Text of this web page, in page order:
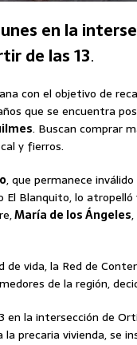
en la
de las 13.
con el objetivo de
que se encuentra
. Buscan comprar
y fierros.
, que permanece
El Blanquito, lo
María de los Ángeles
vida, la Red de
de la región,
en la intersección de
precaria vivienda, se